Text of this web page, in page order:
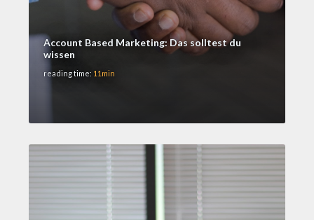
Account Based Marketing: Das solltest du
wissen
reading time: 11min